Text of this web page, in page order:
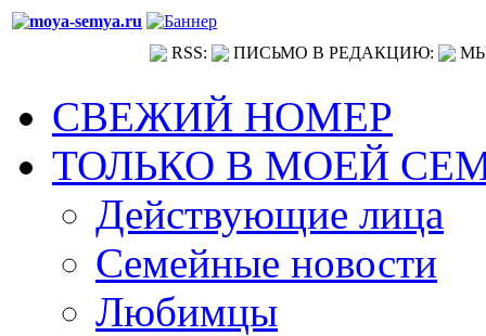
RSS: ПИСЬМО В РЕДАКЦИЮ:
СВЕЖИЙ НОМЕР
ТОЛЬКО В МОЕЙ
Действующие лица
Семейные новости
Любимцы